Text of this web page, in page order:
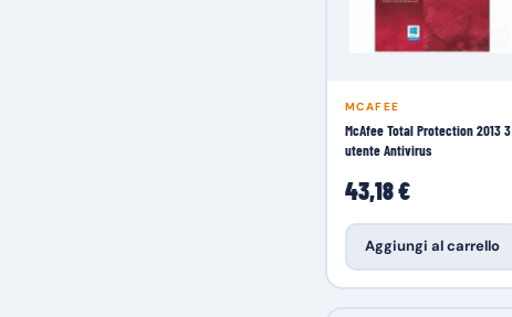
MCAFEE
McAfee Total Protection 2013 3
utente Antivirus
43,18 €
Aggiungi al carrello